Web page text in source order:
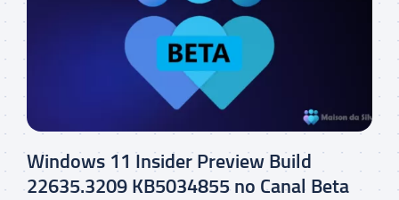
Windows 11 Insider Preview Build
22635.3209 KB5034855 no Canal Beta